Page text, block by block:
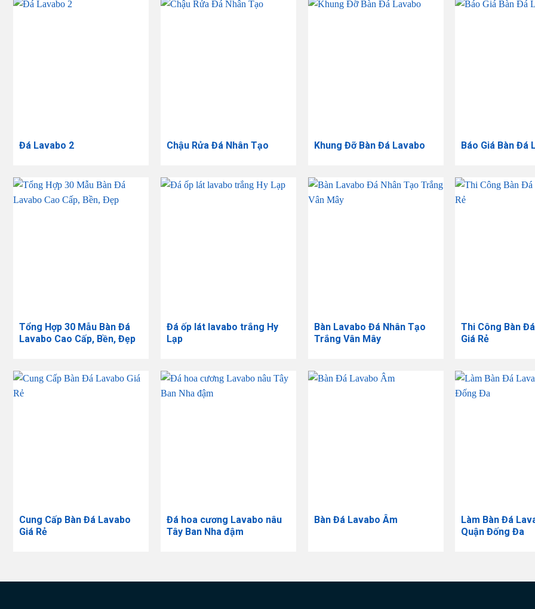
Đá Lavabo 2 Chậu Rửa Đá Nhân Tạo Khung Đỡ Bàn Đá Lavabo Báo Giá Bàn Đá
Tổng Hợp 30 Mẫu Bàn Đá
Lavabo Cao Cấp, Bền, Đẹp
Đá ốp lát lavabo trắng Hy
Lạp
Bàn Lavabo Đá Nhân Tạo
Trắng Vân Mây
Thi Công Bàn
Giá Rẻ
Cung Cấp Bàn Đá Lavabo
Giá Rẻ
Đá hoa cương Lavabo nâu
Tây Ban Nha đậm
Bàn Đá Lavabo Âm
​Làm Bàn Đá
Quận Đống Đa